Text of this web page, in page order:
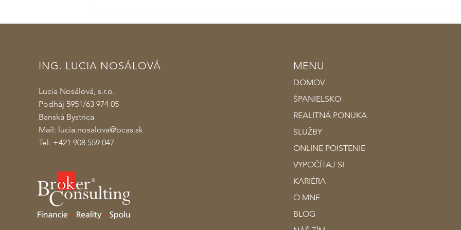
a jeho uplatnenie v roku 2023
ING. LUCIA NOSÁLOVÁ
Lucia Nosálová, s.r.o.
Podháj 5951/63 974 05
Banská Bystrica
Mail: lucia.nosalova@bcas.sk
Tel: +421 908 559 047
MENU
DOMOV
ŠPANIELSKO
REALITNÁ PONUKA
SLUŽBY
ONLINE POISTENIE
VYPOČÍTAJ SI
KARIÉRA
O MNE
BLOG